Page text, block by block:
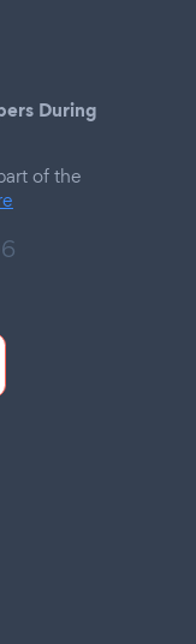
During
of the